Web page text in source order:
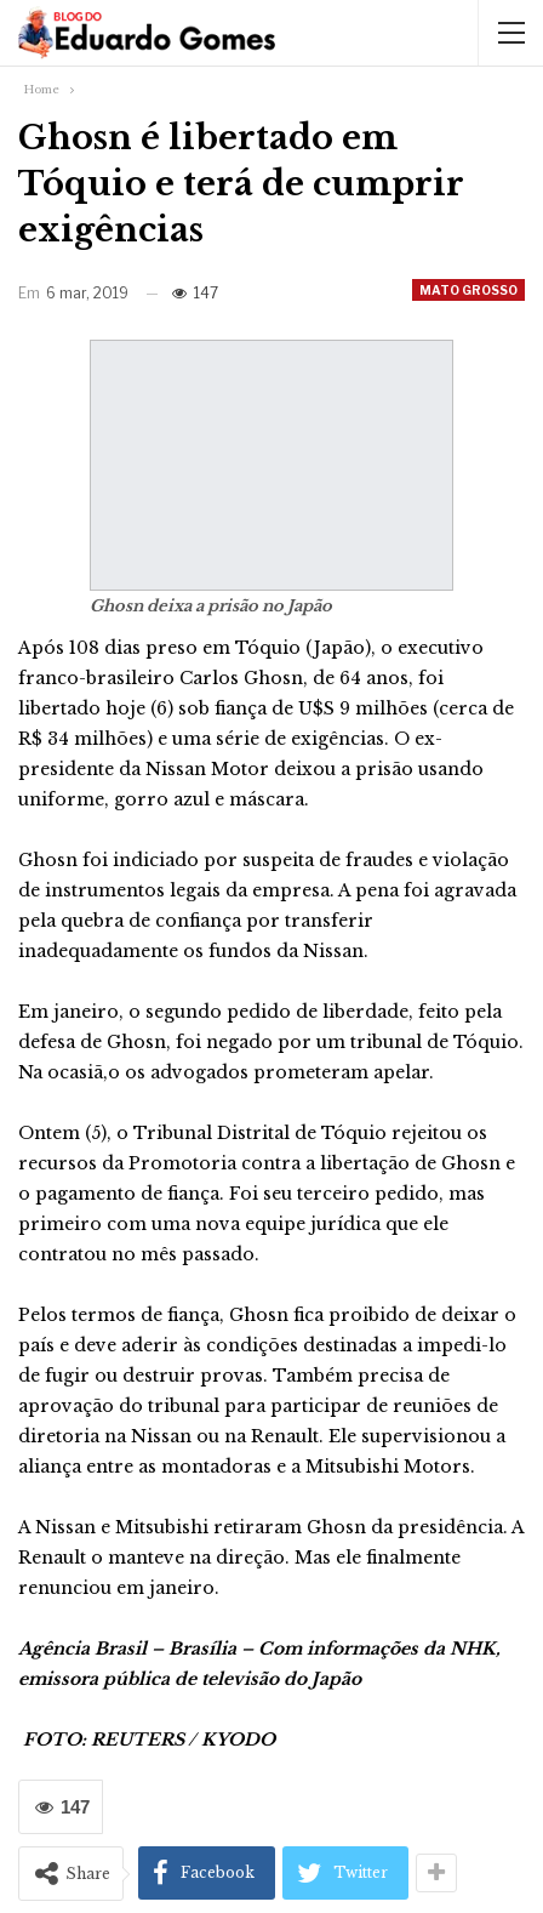
Home
Ghosn é libertado em
Tóquio e terá de cumprir
exigências
MATO GROSSO
Em 6 mar, 2019 147
Ghosn deixa a prisão no Japão
Após 108 dias preso em Tóquio (Japão), o executivo
franco-brasileiro Carlos Ghosn, de 64 anos, foi
libertado hoje (6) sob fiança de U$S 9 milhões (cerca de
R$ 34 milhões) e uma série de exigências. O ex-
presidente da Nissan Motor deixou a prisão usando
uniforme, gorro azul e máscara.
Ghosn foi indiciado por suspeita de fraudes e violação
de instrumentos legais da empresa. A pena foi agravada
pela quebra de confiança por transferir
inadequadamente os fundos da Nissan.
Em janeiro, o segundo pedido de liberdade, feito pela
defesa de Ghosn, foi negado por um tribunal de Tóquio.
Na ocasiã,o os advogados prometeram apelar.
Ontem (5), o Tribunal Distrital de Tóquio rejeitou os
recursos da Promotoria contra a libertação de Ghosn e
o pagamento de fiança. Foi seu terceiro pedido, mas
primeiro com uma nova equipe jurídica que ele
contratou no mês passado.
Pelos termos de fiança, Ghosn fica proibido de deixar o
país e deve aderir às condições destinadas a impedi-lo
de fugir ou destruir provas. Também precisa de
aprovação do tribunal para participar de reuniões de
diretoria na Nissan ou na Renault. Ele supervisionou a
aliança entre as montadoras e a Mitsubishi Motors.
A Nissan e Mitsubishi retiraram Ghosn da presidência. A
Renault o manteve na direção. Mas ele finalmente
renunciou em janeiro.
Agência Brasil – Brasília – Com informações da NHK,
emissora pública de televisão do Japão
FOTO: REUTERS / KYODO
147
Share Facebook Twitter